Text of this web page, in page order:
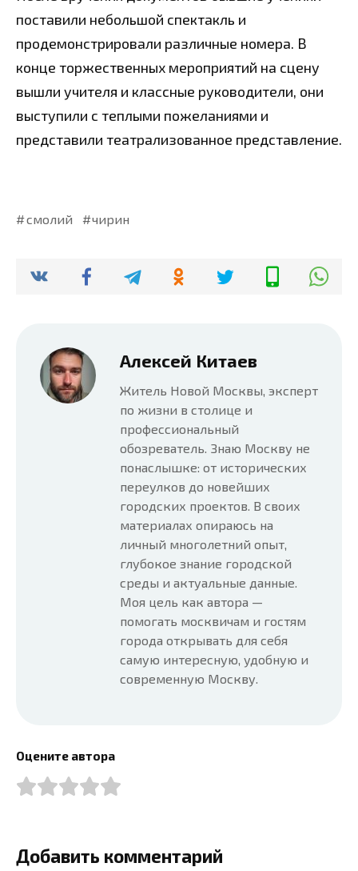
поставили небольшой спектакль и
продемонстрировали различные номера. В
конце торжественных мероприятий на сцену
вышли учителя и классные руководители, они
выступили с теплыми пожеланиями и
представили театрализованное представление.
смолий чирин
Алексей Китаев
Житель Новой Москвы, эксперт
по жизни в столице и
профессиональный
обозреватель. Знаю Москву не
понаслышке: от исторических
переулков до новейших
городских проектов. В своих
материалах опираюсь на
личный многолетний опыт,
глубокое знание городской
среды и актуальные данные.
Моя цель как автора —
помогать москвичам и гостям
города открывать для себя
самую интересную, удобную и
современную Москву.
Оцените автора
Добавить комментарий